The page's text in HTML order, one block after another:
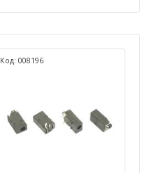
Код: 008196